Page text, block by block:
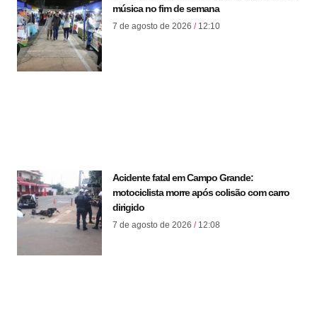
música no fim de semana
7 de agosto de 2026 12:10
Acidente fatal em Campo Grande:
motociclista morre após colisão com carro
dirigido
7 de agosto de 2026 12:08